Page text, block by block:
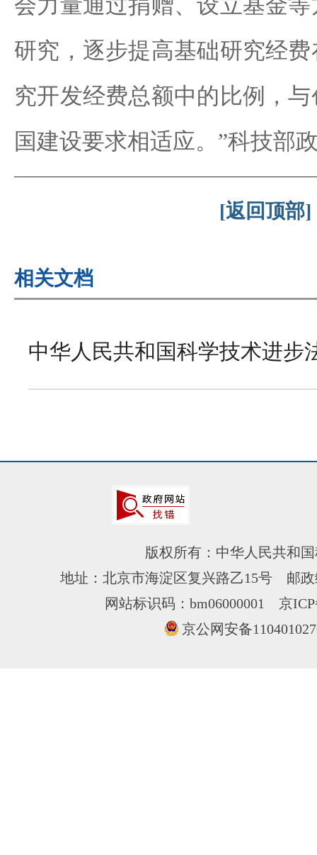
研究，逐步提高基础研究经
究开发经费总额中的比例，
国建设要求相适应。”科技部
[返回顶部]
相关文档
中华人民共和国科学技术进步
版权所有：中华人民共和
地址：北京市海淀区复兴路乙15号 邮
网站标识码：bm06000001 京
京公网安备